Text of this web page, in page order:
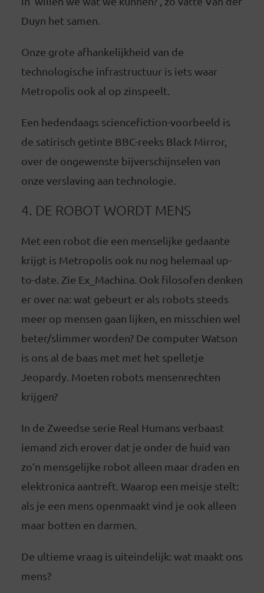
Duyn het samen.
Onze grote afhankelijkheid van de
technologische infrastructuur is iets waar
Metropolis ook al op zinspeelt.
Een hedendaags sciencefiction-voorbeeld is
de satirisch getinte BBC-reeks Black Mirror,
over de ongewenste bijverschijnselen van
onze verslaving aan technologie.
4. DE ROBOT WORDT MENS
Met een robot die een menselijke gedaante
krijgt is Metropolis ook nu nog helemaal up-
to-date. Zie Ex_Machina. Ook filosofen denken
er over na: wat gebeurt er als robots steeds
meer op mensen gaan lijken, en misschien wel
beter/slimmer worden? De computer Watson
is ons al de baas met met het spelletje
Jeopardy. Moeten robots mensenrechten
krijgen?
In de Zweedse serie Real Humans verbaast
iemand zich erover dat je onder de huid van
zo’n mensgelijke robot alleen maar draden en
elektronica aantreft. Waarop een meisje stelt:
als je een mens openmaakt vind je ook alleen
maar botten en darmen.
De ultieme vraag is uiteindelijk: wat maakt ons
mens?